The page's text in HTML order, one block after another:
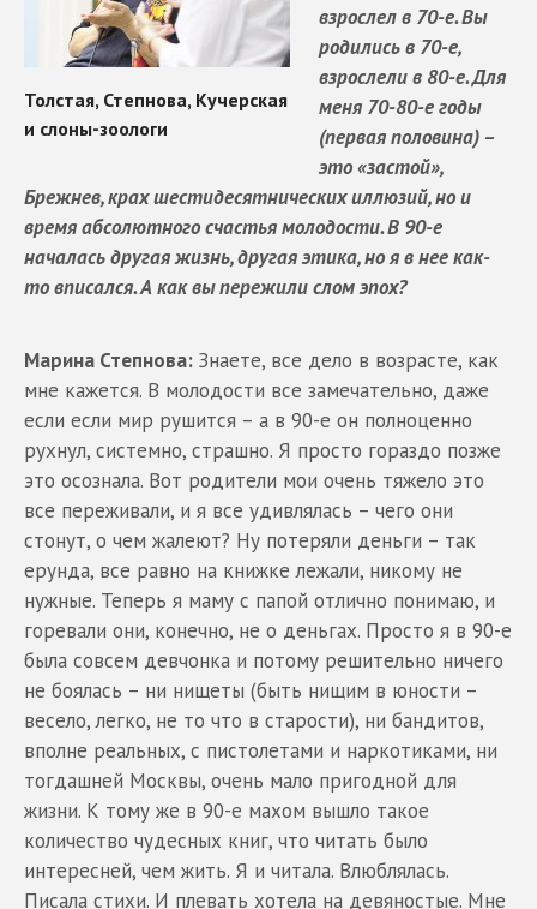
взрослел в 70-е. Вы
родились в 70-е,
взрослели в 80-е. Для
меня 70-80-е годы
(первая половина) –
это «застой»,
Брежнев, крах шестидесятнических иллюзий, но и
время абсолютного счастья молодости. В 90-е
началась другая жизнь, другая этика, но я в нее как-
то вписался. А как вы пережили слом эпох?
Марина Степнова: Знаете, все дело в возрасте, как
мне кажется. В молодости все замечательно, даже
если если мир рушится – а в 90-е он полноценно
рухнул, системно, страшно. Я просто гораздо позже
это осознала. Вот родители мои очень тяжело это
все переживали, и я все удивлялась – чего они
стонут, о чем жалеют? Ну потеряли деньги – так
ерунда, все равно на книжке лежали, никому не
нужные. Теперь я маму с папой отлично понимаю, и
горевали они, конечно, не о деньгах. Просто я в 90-е
была совсем девчонка и потому решительно ничего
не боялась – ни нищеты (быть нищим в юности –
весело, легко, не то что в старости), ни бандитов,
вполне реальных, с пистолетами и наркотиками, ни
тогдашней Москвы, очень мало пригодной для
жизни. К тому же в 90-е махом вышло такое
количество чудесных книг, что читать было
интересней, чем жить. Я и читала. Влюблялась.
Писала стихи. И плевать хотела на девяностые. Мне